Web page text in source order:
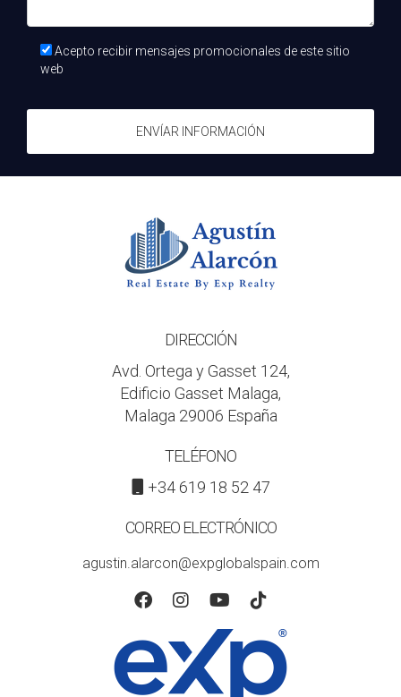
Acepto recibir mensajes promocionales de este sitio
web
ENVÍAR INFORMACIÓN
DIRECCIÓN
Avd. Ortega y Gasset 124,
Edificio Gasset Malaga,
Malaga 29006 España
TELÉFONO
+34 619 18 52 47
CORREO ELECTRÓNICO
agustin.alarcon@expglobalspain.com